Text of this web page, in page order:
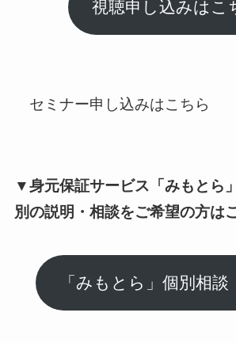
視聴申し込みはこ
セミナー申し込みはこちら
▼身元保証サービス「みもとら
別の説明・相談をご希望の方は
「みもとら」個別相談